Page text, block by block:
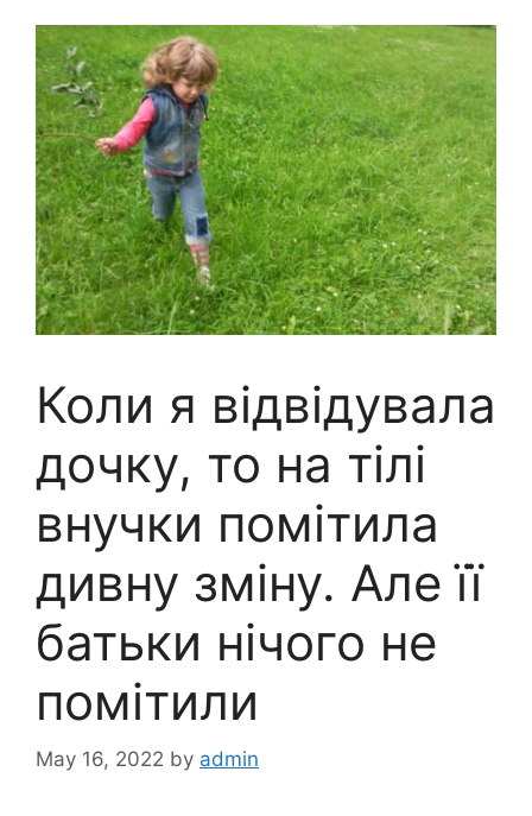
Коли я відвідувала
дочку, то на тілі
внучки помітила
дивну зміну. Але її
батьки нічого не
помітили
May 16, 2022 by admin